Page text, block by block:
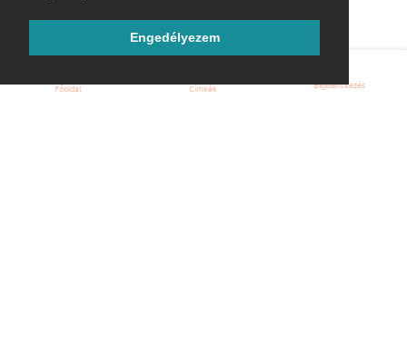
Engedélyezem
Főoldal Címkék Bejelentkezés